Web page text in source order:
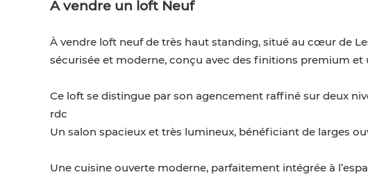
A vendre un loft Neuf
À vendre loft neuf de très haut standing, situé au cœur de
sécurisée et moderne, conçu avec des finitions premium
Ce loft se distingue par son agencement raffiné sur deux
rdc
Un salon spacieux et très lumineux, bénéficiant de larges
Une cuisine ouverte moderne, parfaitement intégrée à